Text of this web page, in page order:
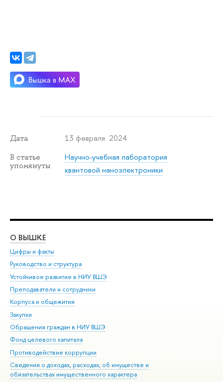
Дата 13 февраля 2024
В статье
упомянуты
Научно-учебная лаборатория
квантовой наноэлектроники
О ВЫШКЕ
Цифры и факты
Руководство и структура
Устойчивое развитие в НИУ ВШЭ
Преподаватели и сотрудники
Корпуса и общежития
Закупки
Обращения граждан в НИУ ВШЭ
Фонд целевого капитала
Противодействие коррупции
Сведения о доходах, расходах, об имуществе и
обязательствах имущественного характера